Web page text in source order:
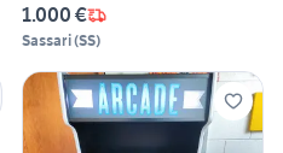
1.000 €
Sassari(SS)